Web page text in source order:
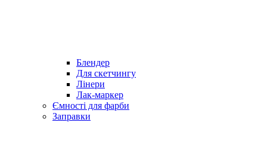
Блендер
Для скетчингу
Лінери
Лак-маркер
Ємності для фарби
Заправки